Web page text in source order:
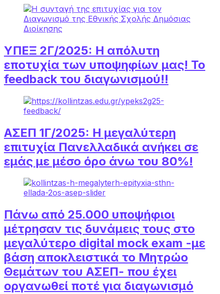
ΥΠΕΞ 2Γ/2025: Η απόλυτη
εποτυχία των υποψηφίων μας! Το
feedback του διαγωνισμού!!
ΑΣΕΠ 1Γ/2025: Η μεγαλύτερη
επιτυχία Πανελλαδικά ανήκει σε
εμάς με μέσο όρο άνω του 80%!
Πάνω από 25.000 υποψήφιοι
μέτρησαν τις δυνάμεις τους στο
μεγαλύτερο digital mock exam -με
βάση αποκλειστικά το Μητρώο
Θεμάτων του ΑΣΕΠ- που έχει
οργανωθεί ποτέ για διαγωνισμό